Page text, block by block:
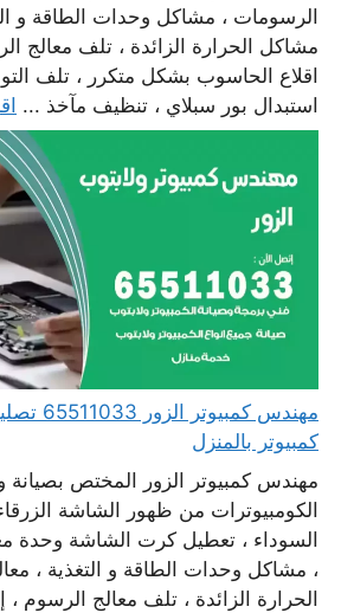
الرسومات ، مشاكل وحدات الطاقة و
مشاكل الحرارة الزائدة ، تلف معالج
اقلاع الحاسوب بشكل متكرر ، تلف
استبدال بور سبلاي ، تنظيف مآخذ ...
مهندس
كمبيوتر بالمنزل
مهندس كمبيوتر الزور المختص بصيانة
الكومبيوترات من ظهور الشاشة
السوداء ، تعطيل كرت الشاشة وحدة
، مشاكل وحدات الطاقة و التغذية ،
الحرارة الزائدة ، تلف معالج الرسوم ،